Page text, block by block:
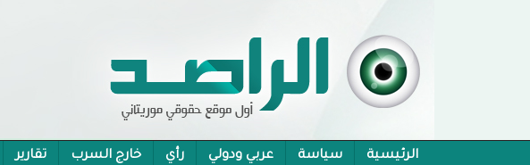
الرئيسية سياسة عربي ودولي رأي خارج السرب تقارير